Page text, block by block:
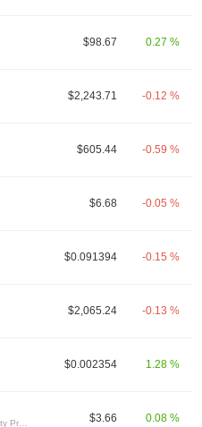
$98.67 0.27 %
$2,243.71 -0.12 %
$605.44 -0.59 %
$6.68 -0.05 %
$0.091394 -0.15 %
$2,065.24 -0.13 %
$0.002354 1.28 %
$3.66 0.08 %